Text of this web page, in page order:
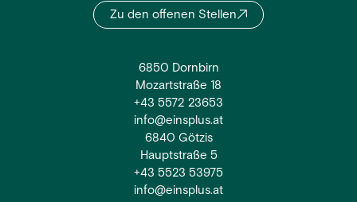
Zu den offenen Stellen
6850 Dornbirn
Mozartstraße 18
+43 5572 23653
info@einsplus.at
6840 Götzis
Hauptstraße 5
+43 5523 53975
info@einsplus.at